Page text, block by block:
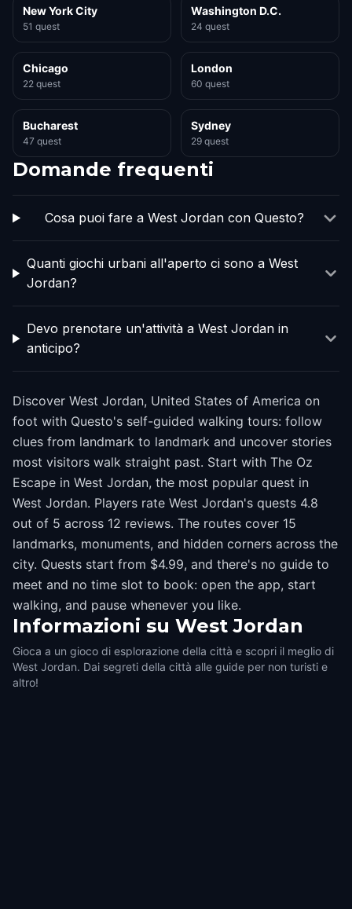
New York City
51 quest
Washington D.C.
24 quest
Chicago
22 quest
London
60 quest
Bucharest
47 quest
Sydney
29 quest
Domande frequenti
Cosa puoi fare a West Jordan con Questo?
Quanti giochi urbani all'aperto ci sono a West
Jordan?
Devo prenotare un'attività a West Jordan in
anticipo?
Discover West Jordan, United States of America on
foot with Questo's self-guided walking tours: follow
clues from landmark to landmark and uncover stories
most visitors walk straight past. Start with The Oz
Escape in West Jordan, the most popular quest in
West Jordan. Players rate West Jordan's quests 4.8
out of 5 across 12 reviews. The routes cover 15
landmarks, monuments, and hidden corners across the
city. Quests start from $4.99, and there's no guide to
meet and no time slot to book: open the app, start
walking, and pause whenever you like.
Informazioni su West Jordan
Gioca a un gioco di esplorazione della città e scopri il meglio di
West Jordan. Dai segreti della città alle guide per non turisti e
altro!